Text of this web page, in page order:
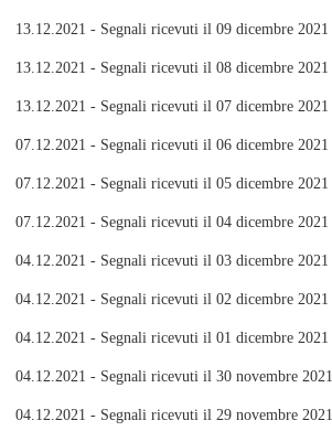
13.12.2021 - Segnali ricevuti il 09 dicembre 2021
13.12.2021 - Segnali ricevuti il 08 dicembre 2021
13.12.2021 - Segnali ricevuti il 07 dicembre 2021
07.12.2021 - Segnali ricevuti il 06 dicembre 2021
07.12.2021 - Segnali ricevuti il 05 dicembre 2021
07.12.2021 - Segnali ricevuti il 04 dicembre 2021
04.12.2021 - Segnali ricevuti il 03 dicembre 2021
04.12.2021 - Segnali ricevuti il 02 dicembre 2021
04.12.2021 - Segnali ricevuti il 01 dicembre 2021
04.12.2021 - Segnali ricevuti il 30 novembre 2021
04.12.2021 - Segnali ricevuti il 29 novembre 2021